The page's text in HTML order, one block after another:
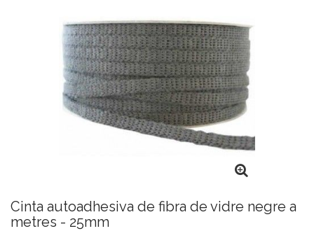
Cinta autoadhesiva de fibra de vidre negre a
metres - 25mm